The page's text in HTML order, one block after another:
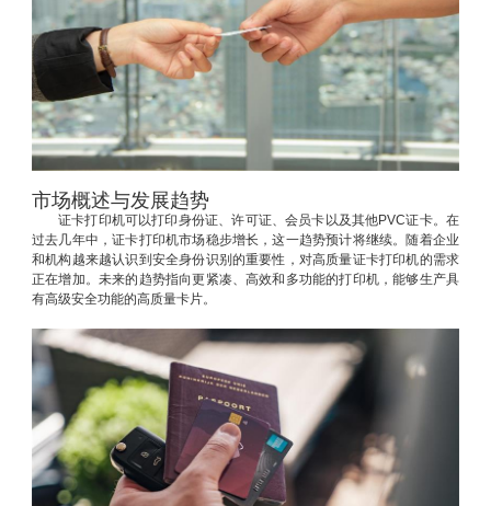
市场概述与发展趋势
证卡打印机可以打印身份证、许可证、会员卡以及其他PVC证卡。在
过去几年中，证卡打印机市场稳步增长，这一趋势预计将继续。随着企业
和机构越来越认识到安全身份识别的重要性，对高质量证卡打印机的需求
正在增加。未来的趋势指向更紧凑、高效和多功能的打印机，能够生产具
有高级安全功能的高质量卡片。